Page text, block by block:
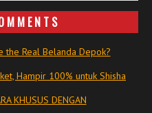
the Real Belanda Depok?
Hampir 100% untuk Shisha
KHUSUS DENGAN